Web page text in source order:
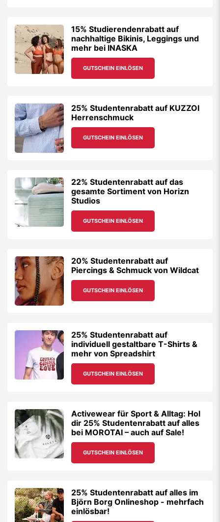
15% Studierendenrabatt auf
nachhaltige Bikinis, Leggings und
mehr bei INASKA
GUTSCHEIN EINLÖSEN
25% Studentenrabatt auf KUZZOI
Herrenschmuck
GUTSCHEIN EINLÖSEN
22% Studentenrabatt auf das
gesamte Sortiment von Horizn
Studios
GUTSCHEIN EINLÖSEN
20% Studentenrabatt auf
Piercings & Schmuck von Wildcat
GUTSCHEIN EINLÖSEN
25% Studentenrabatt auf
individuell gestaltbare T-Shirts &
mehr von Spreadshirt
GUTSCHEIN EINLÖSEN
Activewear für Sport & Alltag: Hol
dir 25% Studentenrabatt auf alles
bei MOROTAI – auch auf Sale!
GUTSCHEIN EINLÖSEN
25% Studentenrabatt auf alles im
Björn Borg Onlineshop - mehrfach
einlösbar!